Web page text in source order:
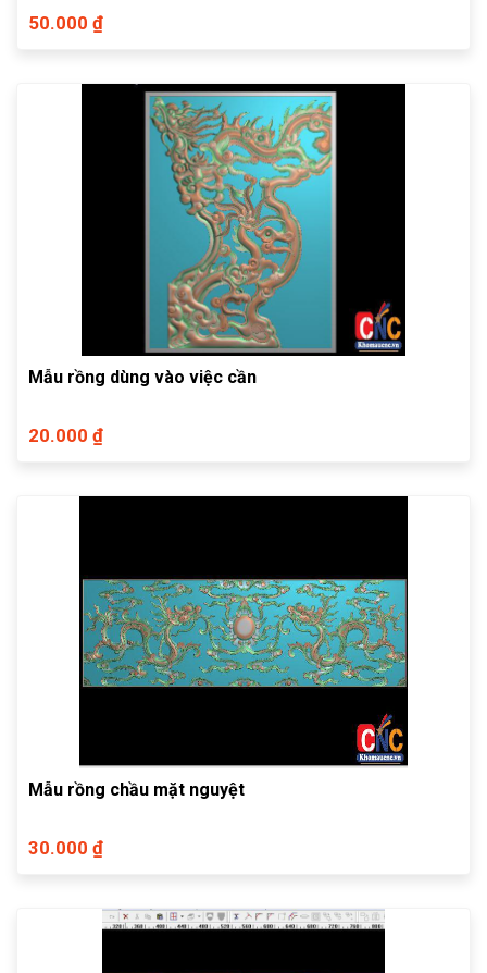
50.000 ₫
Mẫu rồng dùng vào việc cần
20.000 ₫
Mẫu rồng chầu mặt nguyệt
30.000 ₫